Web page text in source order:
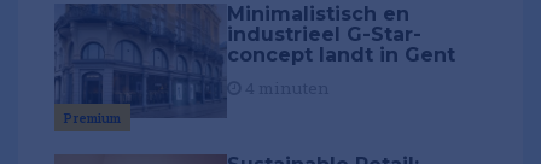
Premium
Minimalistisch en
industrieel G-Star-
concept landt in Gent